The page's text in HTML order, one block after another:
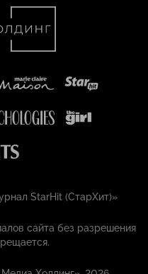
StarHit (СтарХит)»
сайта без разрешения